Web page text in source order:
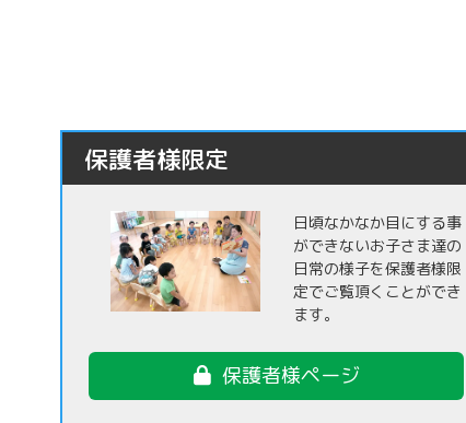
保護者様限定
日頃なかなか目にする事
ができないお子さま達の
日常の様子を保護者様限
定でご覧頂くことができ
ます。
保護者様ページ